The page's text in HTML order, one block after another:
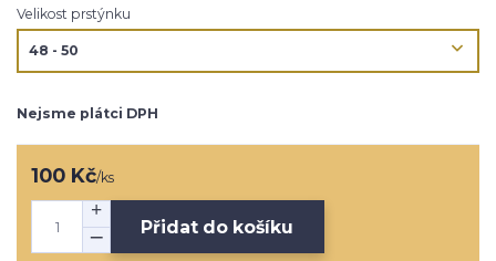
Velikost prstýnku
Nejsme plátci DPH
100 Kč/ks
Přidat do košíku